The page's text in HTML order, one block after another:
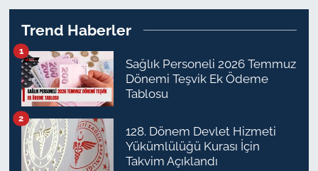
Trend Haberler
Sağlık Personeli 2026 Temmuz
Dönemi Teşvik Ek Ödeme
Tablosu
1
128. Dönem Devlet Hizmeti
Yükümlülüğü Kurası İçin
Takvim Açıklandı
2